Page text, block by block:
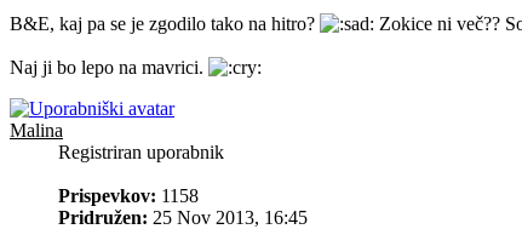
B&E, kaj pa se je zgodilo tako na hitro?
Zokice ni več??
Naj ji bo lepo na mavrici.
Malina
Registriran uporabnik
Prispevkov: 1158
Pridružen: 25 Nov 2013, 16:45